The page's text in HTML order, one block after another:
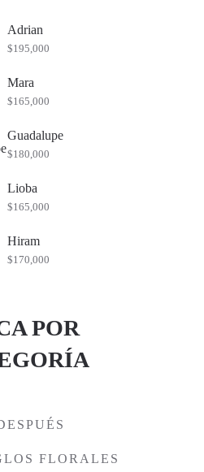
Adrian
$195,000
Mara
$165,000
Guadalupe
$180,000
Lioba
$165,000
Hiram
$170,000
POR
FLORALES